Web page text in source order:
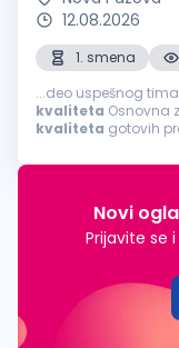
12.08.2026
1. smena
...deo uspešnog
kvaliteta Osnovna
kvaliteta gotovih
vizuelnakontrola...
Novi
Prijavite se